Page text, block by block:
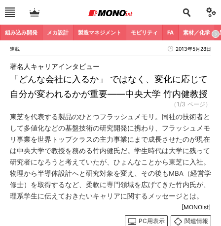
組み込み開発 メカ設計 製造マネジメント モビリティ FA 素材／化学
連載 2013年5月28日
「どんな会社に入るか」 ではなく、変化に応じて
自分が変われるかが重要――中央大学 竹内健教授
著名人キャリアインタビュー
（1/3 ページ）
東芝を代表する製品のひとつフラッシュメモリ。同社の技術者と
して多値化などの基盤技術の研究開発に携わり、フラッシュメモ
リ事業を世界トップクラスの主力事業にまで成長させたのが現在
は中央大学で教授を務める竹内健氏だ。学生時代は大学に残って
研究者になろうと考えていたが、ひょんなことから東芝に入社。
物理から半導体設計へと研究対象を変え、その後もMBA（経営学
修士）を取得するなど、柔軟に専門領域を広げてきた竹内氏が、
理系学生に伝えておきたいキャリアに関するメッセージとは。
[MONOist]
PC用表示
関連情報